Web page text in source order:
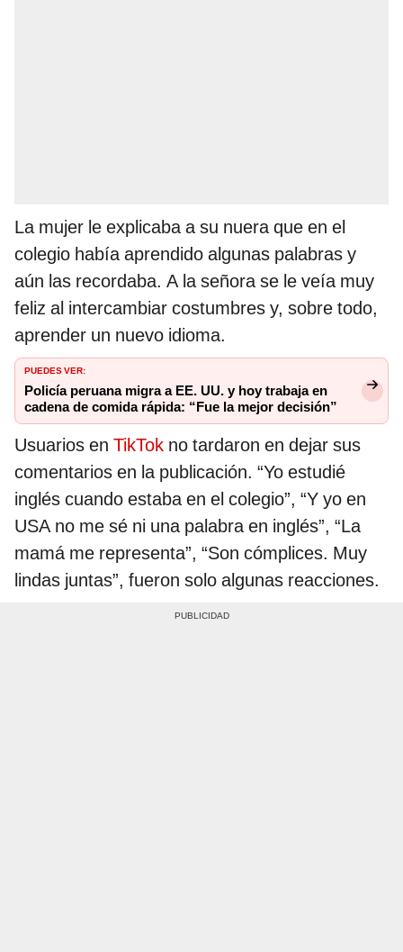
La mujer le explicaba a su nuera que en el
colegio había aprendido algunas palabras y
aún las recordaba. A la señora se le veía muy
feliz al intercambiar costumbres y, sobre todo,
aprender un nuevo idioma.
PUEDES VER:
Policía peruana migra a EE. UU. y hoy trabaja en
cadena de comida rápida: “Fue la mejor decisión”
Usuarios en TikTok no tardaron en dejar sus
comentarios en la publicación. “Yo estudié
inglés cuando estaba en el colegio”, “Y yo en
USA no me sé ni una palabra en inglés”, “La
mamá me representa”, “Son cómplices. Muy
lindas juntas”, fueron solo algunas reacciones.